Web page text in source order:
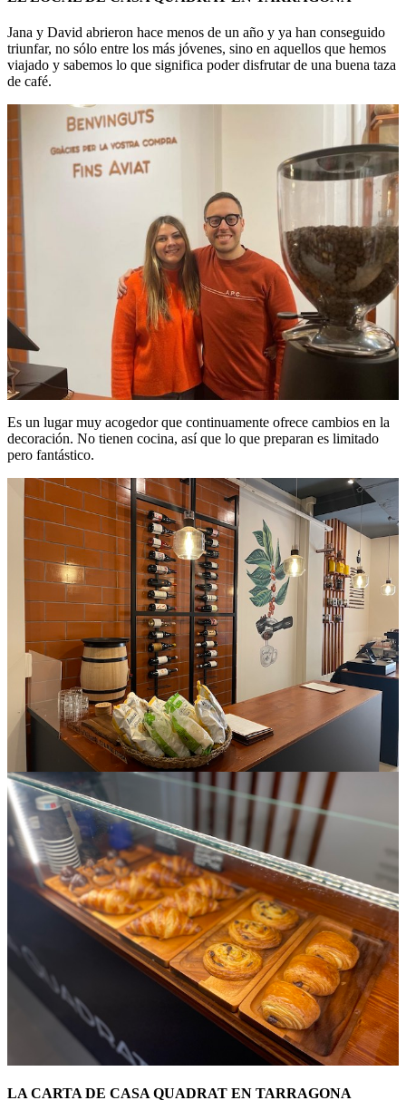
Jana y David abrieron hace menos de un año y ya han conseguido
triunfar, no sólo entre los más jóvenes, sino en aquellos que hemos
viajado y sabemos lo que significa poder disfrutar de una buena taza
de café.
Es un lugar muy acogedor que continuamente ofrece cambios en la
decoración. No tienen cocina, así que lo que preparan es limitado
pero fantástico.
LA CARTA DE CASA QUADRAT EN TARRAGONA